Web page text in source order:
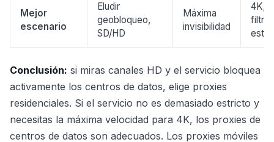
Mejor
escenario
Eludir
geobloqueo,
SD/HD
Máxima
invisibilidad
4K,
filtros
Conclusión: si miras canales HD y el servicio bloquea
activamente los centros de datos, elige proxies
residenciales. Si el servicio no es demasiado estricto y
necesitas la máxima velocidad para 4K, los proxies de
centros de datos son adecuados. Los proxies móviles